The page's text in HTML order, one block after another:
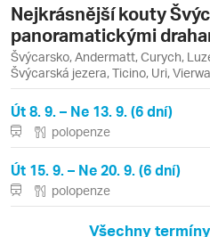
Nejkrásnější kouty
panoramatickými
Švýcarsko, Andermatt, Curych,
Švýcarská jezera, Ticino, Uri,
Brunnen, Curyšské jezero, Lago
Lucernské jezero, Vitznau
Út 8. 9. – Ne 13. 9. (6 dní)
polopenze
Út 15. 9. – Ne 20. 9. (6 dní)
polopenze
Všechny